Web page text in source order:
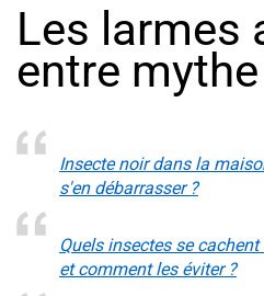
Les larmes
entre
Insecte noir dans la
s'en débarrasser ?
Quels insectes se
et comment les éviter ?